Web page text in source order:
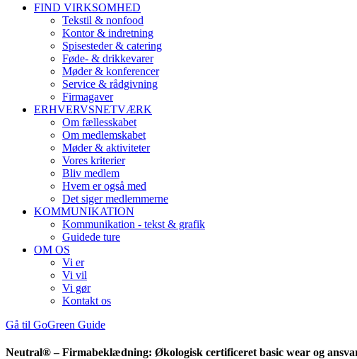
FIND VIRKSOMHED
Tekstil & nonfood
Kontor & indretning
Spisesteder & catering
Føde- & drikkevarer
Møder & konferencer
Service & rådgivning
Firmagaver
ERHVERVSNETVÆRK
Om fællesskabet
Om medlemskabet
Møder & aktiviteter
Vores kriterier
Bliv medlem
Hvem er også med
Det siger medlemmerne
KOMMUNIKATION
Kommunikation - tekst & grafik
Guidede ture
OM OS
Vi er
Vi vil
Vi gør
Kontakt os
Gå til GoGreen Guide
Neutral® – Firmabeklædning: Økologisk certificeret basic wear og